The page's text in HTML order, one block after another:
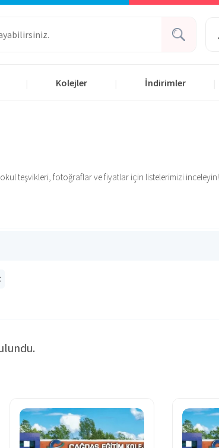
Kolejler İndirimler
teşvikleri, fotoğraflar ve fiyatlar için listelerimizi inceleyin!